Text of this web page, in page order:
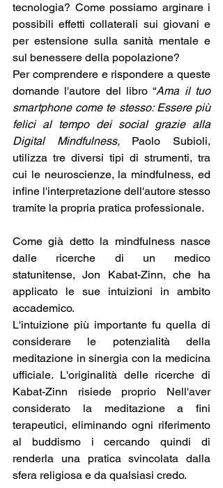
tecnologia? Come possiamo arginare i
possibili effetti collaterali sui giovani e
per estensione sulla sanità mentale e
sul benessere della popolazione?
Per comprendere e rispondere a queste
domande l'autore del libro “Ama il tuo
smartphone come te stesso: Essere più
felici al tempo dei social grazie alla
Digital Mindfulness, Paolo Subioli,
utilizza tre diversi tipi di strumenti, tra
cui le neuroscienze, la mindfulness, ed
infine l'interpretazione dell'autore stesso
tramite la propria pratica professionale.
Come già detto la mindfulness nasce
dalle ricerche di un medico
statunitense, Jon Kabat-Zinn, che ha
applicato le sue intuizioni in ambito
accademico.
L'intuizione più importante fu quella di
considerare le potenzialità della
meditazione in sinergia con la medicina
ufficiale. L'originalità delle ricerche di
Kabat-Zinn risiede proprio Nell'aver
considerato la meditazione a fini
terapeutici, eliminando ogni riferimento
al buddismo i cercando quindi di
renderla una pratica svincolata dalla
sfera religiosa e da qualsiasi credo.